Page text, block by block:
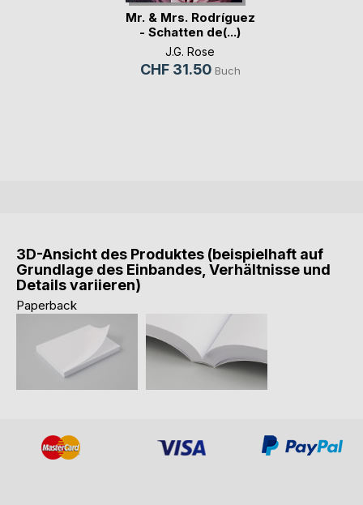
Mr. & Mrs. Rodríguez
- Schatten de(...)
J.G. Rose
CHF 31.50 Buch
3D-Ansicht des Produktes (beispielhaft auf
Grundlage des Einbandes, Verhältnisse und
Details variieren)
Paperback